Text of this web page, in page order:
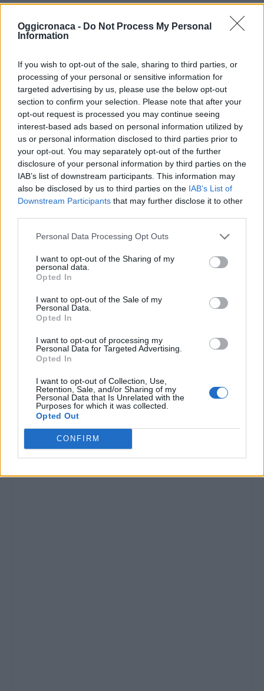
Oggicronaca - Do Not Process My Personal
Information
If you wish to opt-out of the sale, sharing to third parties, or
processing of your personal or sensitive information for
targeted advertising by us, please use the below opt-out
section to confirm your selection. Please note that after your
opt-out request is processed you may continue seeing
interest-based ads based on personal information utilized by
us or personal information disclosed to third parties prior to
your opt-out. You may separately opt-out of the further
disclosure of your personal information by third parties on the
IAB’s list of downstream participants. This information may
also be disclosed by us to third parties on the IAB’s List of
Downstream Participants that may further disclose it to other
Personal Data Processing Opt Outs
I want to opt-out of the Sharing of my
personal data.
Opted In
I want to opt-out of the Sale of my
Personal Data.
Opted In
I want to opt-out of processing my
Personal Data for Targeted Advertising.
Opted In
I want to opt-out of Collection, Use,
Retention, Sale, and/or Sharing of my
Personal Data that Is Unrelated with the
Purposes for which it was collected.
Opted Out
CONFIRM